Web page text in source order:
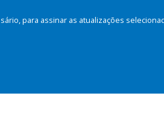
para assinar as atualizações